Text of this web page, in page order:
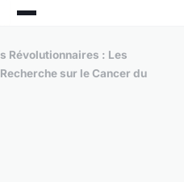
Révolutionnaires : Les
sur le Cancer du